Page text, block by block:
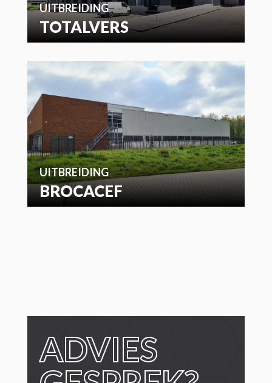
UITBREIDING
TOTALVERS
UITBREIDING
BROCACEF
ADVIES